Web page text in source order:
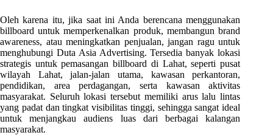
Oleh karena itu, jika saat ini Anda berencana menggunakan
billboard untuk memperkenalkan produk, membangun brand
awareness, atau meningkatkan penjualan, jangan ragu untuk
menghubungi Duta Asia Advertising. Tersedia banyak lokasi
strategis untuk pemasangan billboard di Lahat, seperti pusat
wilayah Lahat, jalan-jalan utama, kawasan perkantoran,
pendidikan, area perdagangan, serta kawasan aktivitas
masyarakat. Seluruh lokasi tersebut memiliki arus lalu lintas
yang padat dan tingkat visibilitas tinggi, sehingga sangat ideal
untuk menjangkau audiens luas dari berbagai kalangan
masyarakat.